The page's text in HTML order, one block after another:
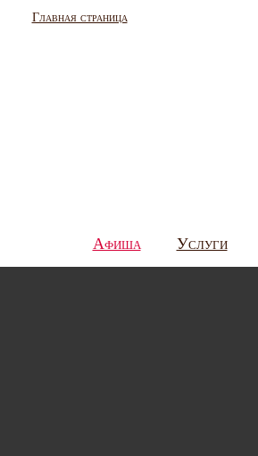
Главная страница
Афиша Услуги